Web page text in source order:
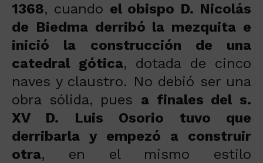
1368, cuando el obispo D. Nicolás
de Biedma derribó la mezquita e
inició la construcción de una
catedral gótica, dotada de cinco
naves y claustro. No debió ser una
obra sólida, pues a finales del s.
XV D. Luis Osorio tuvo que
derribarla y empezó a construir
otra, en el mismo estilo